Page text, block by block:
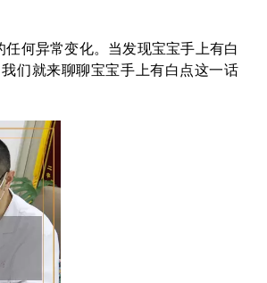
何异常变化。当发现宝宝手上有白
们就来聊聊宝宝手上有白点这一话